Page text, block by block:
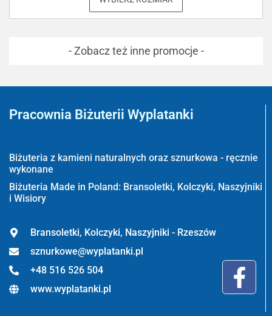
- Zobacz też inne promocje -
Pracownia Biżuterii Wyplatanki
Biżuteria z kamieni naturalnych oraz sznurkowa - ręcznie
wykonane
Biżuteria Made in Poland: Bransoletki, Kolczyki, Naszyjniki
i Wisiory
Bransoletki, Kolczyki, Naszyjniki - Rzeszów
sznurkowe@wyplatanki.pl
+48 516 526 504
www.wyplatanki.pl